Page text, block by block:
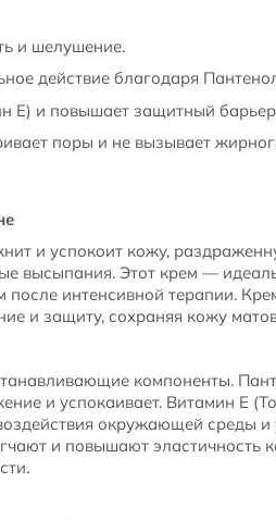
и шелушение.
действие благодаря
Е) и повышает защитный
поры и не вызывает
и успокоит кожу,
высыпания. Этот крем —
интенсивной терапии.
и защиту, сохраняя кожу
компоненты.
и успокаивает. Витамин Е
окружающей среды
и повышают эластичность